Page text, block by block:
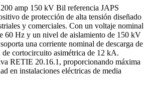
amp 150 kV Bil referencia JAPS
de protección de alta tensión diseñado
y comerciales. Con un voltaje nominal
60 Hz y un nivel de aislamiento de 150 kV
una corriente nominal de descarga de
de cortocircuito asimétrica de 12 kA.
RETIE 20.16.1, proporcionando máxima
en instalaciones eléctricas de media